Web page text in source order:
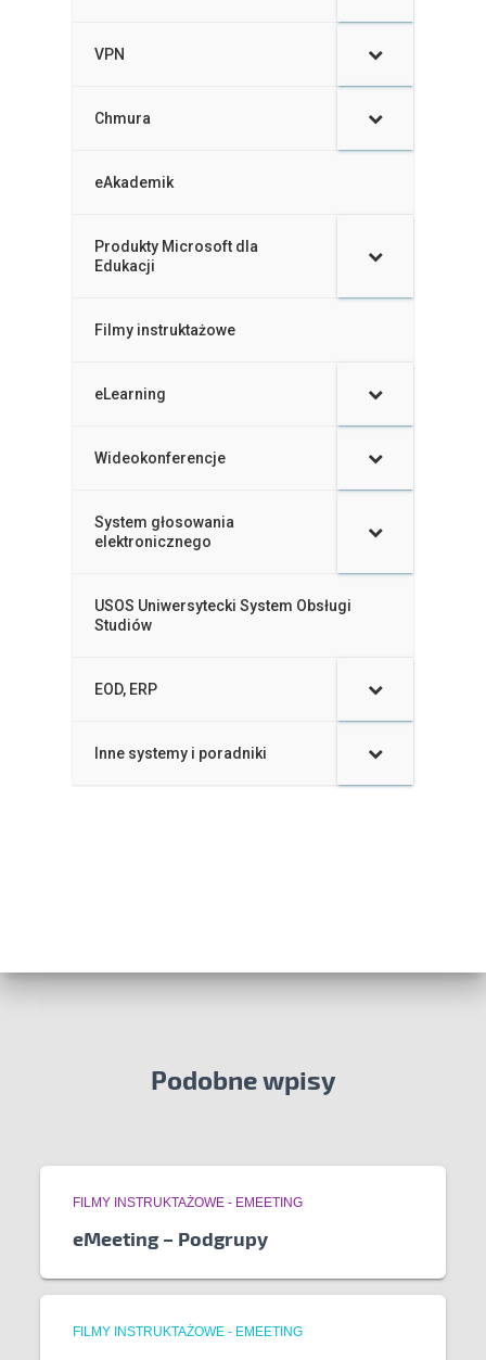
VPN
Chmura
eAkademik
Produkty Microsoft dla
Edukacji
–
Filmy instruktażowe
–
eLearning
–
Wideokonferencje
–
System głosowania
elektronicznego
–
USOS Uniwersytecki System Obsługi
Studiów
–
EOD, ERP
–
Inne systemy i poradniki
–
Podobne wpisy
FILMY INSTRUKTAŻOWE - EMEETING
eMeeting – Podgrupy
FILMY INSTRUKTAŻOWE - EMEETING